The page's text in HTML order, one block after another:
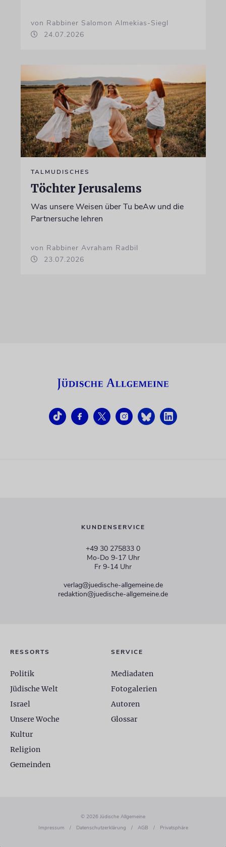
von Rabbiner Salomon Almekias-Siegl
24.07.2026
TALMUDISCHES
Töchter Jerusalems
Was unsere Weisen über Tu beAw und die
Partnersuche lehren
von Rabbiner Avraham Radbil
23.07.2026
KUNDENSERVICE
+49 30 275833 0
Mo-Do 9-17 Uhr
Fr 9-14 Uhr
verlag@juedische-allgemeine.de
redaktion@juedische-allgemeine.de
RESSORTS
Politik
Jüdische Welt
Israel
Unsere Woche
Kultur
Religion
Gemeinden
SERVICE
Mediadaten
Fotogalerien
Autoren
Glossar
© 2026 Jüdische Allgemeine
Impressum
/ Datenschutzerklärung / AGB / Privatsphäre